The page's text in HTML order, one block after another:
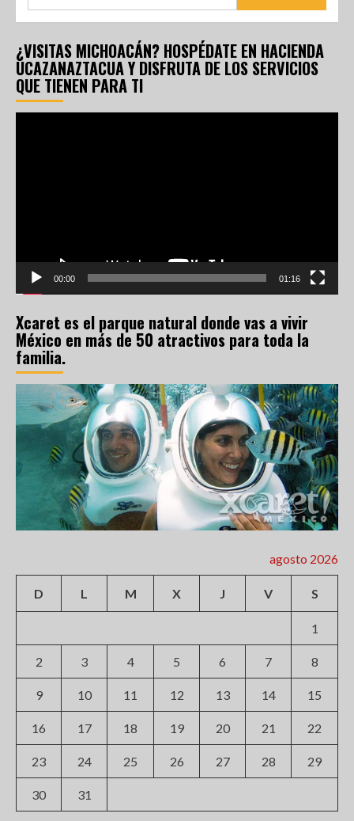
¿VISITAS MICHOACÁN? HOSPÉDATE EN HACIENDA
UCAZANAZTACUA Y DISFRUTA DE LOS SERVICIOS
QUE TIENEN PARA TI
00:00 01:16
Xcaret es el parque natural donde vas a vivir
México en más de 50 atractivos para toda la
familia.
agosto 2026
D L M X J V S
1
2 3 4 5 6 7 8
9 10 11 12 13 14 15
16 17 18 19 20 21 22
23 24 25 26 27 28 29
30 31